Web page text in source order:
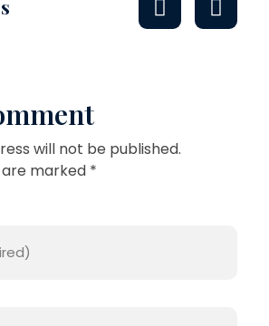
will not be published.
are marked *